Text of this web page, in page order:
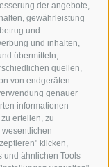
der angebote,
gewährleistung
und
und inhalten,
übermitteln,
quellen,
von endgeräten
genauer
informationen
erteilen, zu
klicken,
und ähnlichen Tools